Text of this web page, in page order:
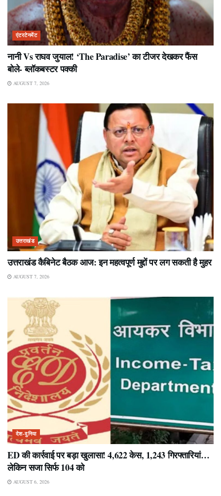
एंटरटेनमेंट
नानी Vs राघव जुयाल! ‘The Paradise’ का टीजर देखकर फैंस
बोले- ब्लॉकबस्टर पक्की
AUGUST 7, 2026
उत्तराखंड
उत्तराखंड कैबिनेट बैठक आज: इन महत्वपूर्ण मुद्दों पर लग सकती है मुहर
AUGUST 7, 2026
देश-दुनिया
ED की कार्रवाई पर बड़ा खुलासा! 4,622 केस, 1,243 गिरफ्तारियां…
लेकिन सजा सिर्फ 104 को
AUGUST 6, 2026